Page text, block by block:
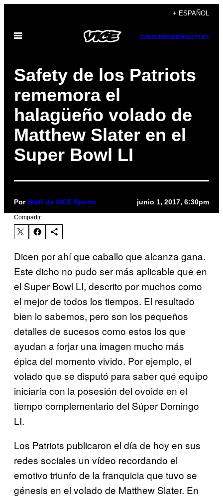
contenido
+ ESPAÑOL
Abrir
SUBSCRIBENEWSLETTER
Safety de los Patriots
rememora el
halagüeño volado de
Matthew Slater en el
Super Bowl LI
PorStaff de VICE Sports junio 1, 2017, 6:30pm
Compartir:
Dicen por ahí que caballo que alcanza gana.
Este dicho no pudo ser más aplicable que en
el Super Bowl LI, descrito por muchos como
el mejor de todos los tiempos. El resultado
bien lo sabemos, pero son los pequeños
detalles de sucesos como estos los que
ayudan a forjar una imagen mucho más
épica del momento vivido. Por ejemplo, el
volado que se disputó para saber qué equipo
iniciaría con la posesión del ovoide en el
tiempo complementario del Súper Domingo
LI.
Los Patriots publicaron el día de hoy en sus
redes sociales un vídeo recordando el
emotivo triunfo de la franquicia que tuvo se
génesis en el volado de Matthew Slater. En